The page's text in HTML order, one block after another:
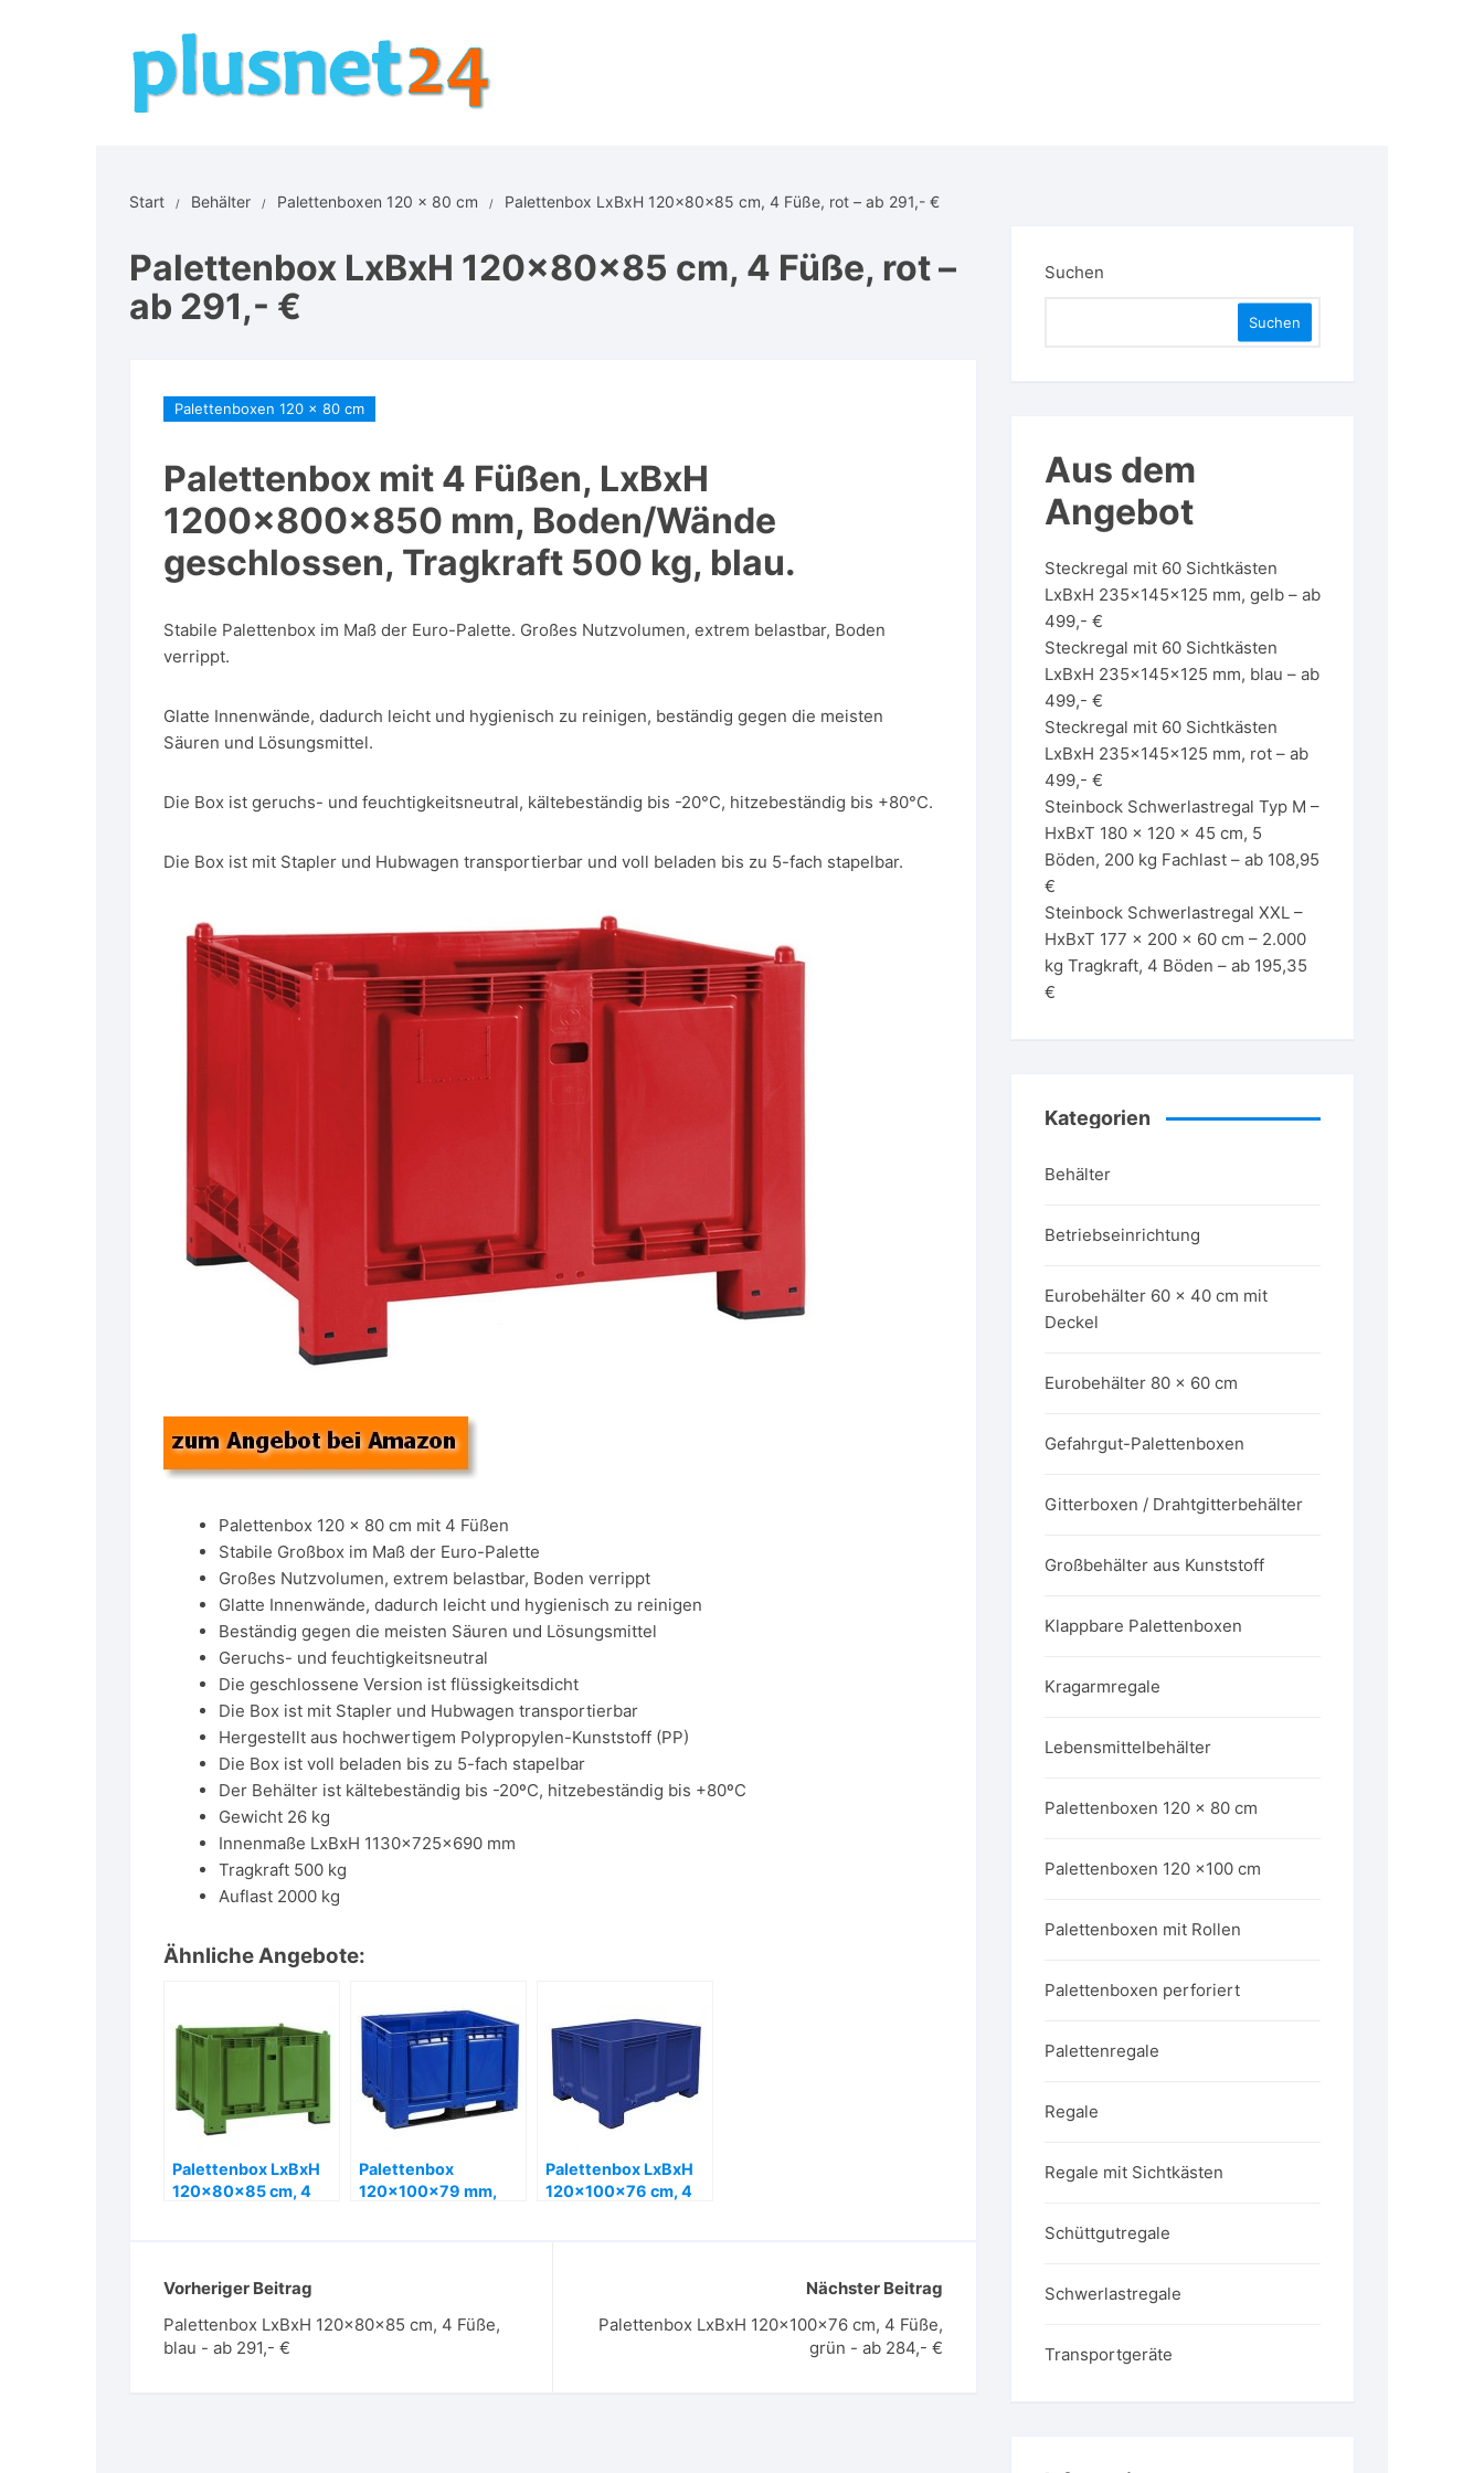
springen
Start Behälter Palettenboxen 120 x 80 cm Palettenbox LxBxH 120x80x85 cm, 4 Füße, rot – ab 291,- €
Palettenbox LxBxH 120x80x85 cm, 4 Füße, rot –
ab 291,- €
Palettenboxen 120 x 80 cm
Palettenbox mit 4 Füßen, LxBxH
1200x800x850 mm, Boden/Wände
geschlossen, Tragkraft 500 kg, blau.
Stabile Palettenbox im Maß der Euro-Palette. Großes Nutzvolumen, extrem belastbar, Boden
verrippt.
Glatte Innenwände, dadurch leicht und hygienisch zu reinigen, beständig gegen die meisten
Säuren und Lösungsmittel.
Die Box ist geruchs- und feuchtigkeitsneutral, kältebeständig bis -20°C, hitzebeständig bis +80°C.
Die Box ist mit Stapler und Hubwagen transportierbar und voll beladen bis zu 5-fach stapelbar.
Palettenbox 120 x 80 cm mit 4 Füßen
Stabile Großbox im Maß der Euro-Palette
Großes Nutzvolumen, extrem belastbar, Boden verrippt
Glatte Innenwände, dadurch leicht und hygienisch zu reinigen
Beständig gegen die meisten Säuren und Lösungsmittel
Geruchs- und feuchtigkeitsneutral
Die geschlossene Version ist flüssigkeitsdicht
Die Box ist mit Stapler und Hubwagen transportierbar
Hergestellt aus hochwertigem Polypropylen-Kunststoff (PP)
Die Box ist voll beladen bis zu 5-fach stapelbar
Der Behälter ist kältebeständig bis -20ºC, hitzebeständig bis +80ºC
Gewicht 26 kg
Innenmaße LxBxH 1130x725x690 mm
Tragkraft 500 kg
Auflast 2000 kg
Ähnliche Angebote:
Palettenbox LxBxH
120x80x85 cm, 4
Palettenbox
120x100x79 mm,
Palettenbox LxBxH
120x100x76 cm, 4
Vorheriger Beitrag
Palettenbox LxBxH 120x80x85 cm, 4 Füße,
blau - ab 291,- €
Nächster Beitrag
Palettenbox LxBxH 120x100x76 cm, 4 Füße,
grün - ab 284,- €
Suchen
Suchen
Aus dem
Angebot
Steckregal mit 60 Sichtkästen
LxBxH 235x145x125 mm, gelb – ab
499,- €
Steckregal mit 60 Sichtkästen
LxBxH 235x145x125 mm, blau – ab
499,- €
Steckregal mit 60 Sichtkästen
LxBxH 235x145x125 mm, rot – ab
499,- €
Steinbock Schwerlastregal Typ M –
HxBxT 180 x 120 x 45 cm, 5
Böden, 200 kg Fachlast – ab 108,95
€
Steinbock Schwerlastregal XXL –
HxBxT 177 x 200 x 60 cm – 2.000
kg Tragkraft, 4 Böden – ab 195,35
€
Kategorien
Behälter
Betriebseinrichtung
Eurobehälter 60 x 40 cm mit
Deckel
Eurobehälter 80 x 60 cm
Gefahrgut-Palettenboxen
Gitterboxen / Drahtgitterbehälter
Großbehälter aus Kunststoff
Klappbare Palettenboxen
Kragarmregale
Lebensmittelbehälter
Palettenboxen 120 x 80 cm
Palettenboxen 120 x100 cm
Palettenboxen mit Rollen
Palettenboxen perforiert
Palettenregale
Regale
Regale mit Sichtkästen
Schüttgutregale
Schwerlastregale
Transportgeräte